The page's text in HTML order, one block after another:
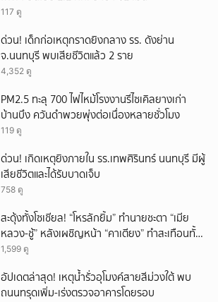
117 ดู
ด่วน! เด็กก่อเหตุกราดยิงกลาง รร. ดังย่าน
จ.นนทบุรี พบเสียชีวิตแล้ว 2 ราย
4,352 ดู
PM2.5 ทะลุ 700 ไฟไหม้โรงงานรีไซเคิลยางเก่า
บ้านบึง ควันดำพวยพุ่งต่อเนื่องหลายชั่วโมง
119 ดู
ด่วน! เกิดเหตุยิงภายใน รร.เทพศิรินทร์ นนทบุรี มีผู้
เสียชีวิตและได้รับบาดเจ็บ
758 ดู
สะดุ้งทั้งโซเชียล! “โหรลักยิ้ม” ทำนายชะตา “เมีย
หลวง-ชู้” หลังเผชิญหน้า “คาเตียง” ทำสะเทือนทั้ง
ประเทศ
1,599 ดู
อัปเดตล่าสุด! เหตุน้ำรั่วอุโมงค์สายสีม่วงใต้ พบ
ถนนทรุดเพิ่ม-เร่งตรวจอาคารโดยรอบ